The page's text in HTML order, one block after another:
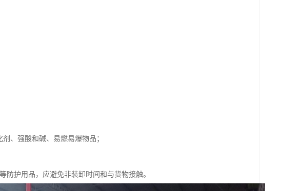
、强酸和碱、易燃易爆物品；
防护用品，应避免非装卸时间和与货物接触。